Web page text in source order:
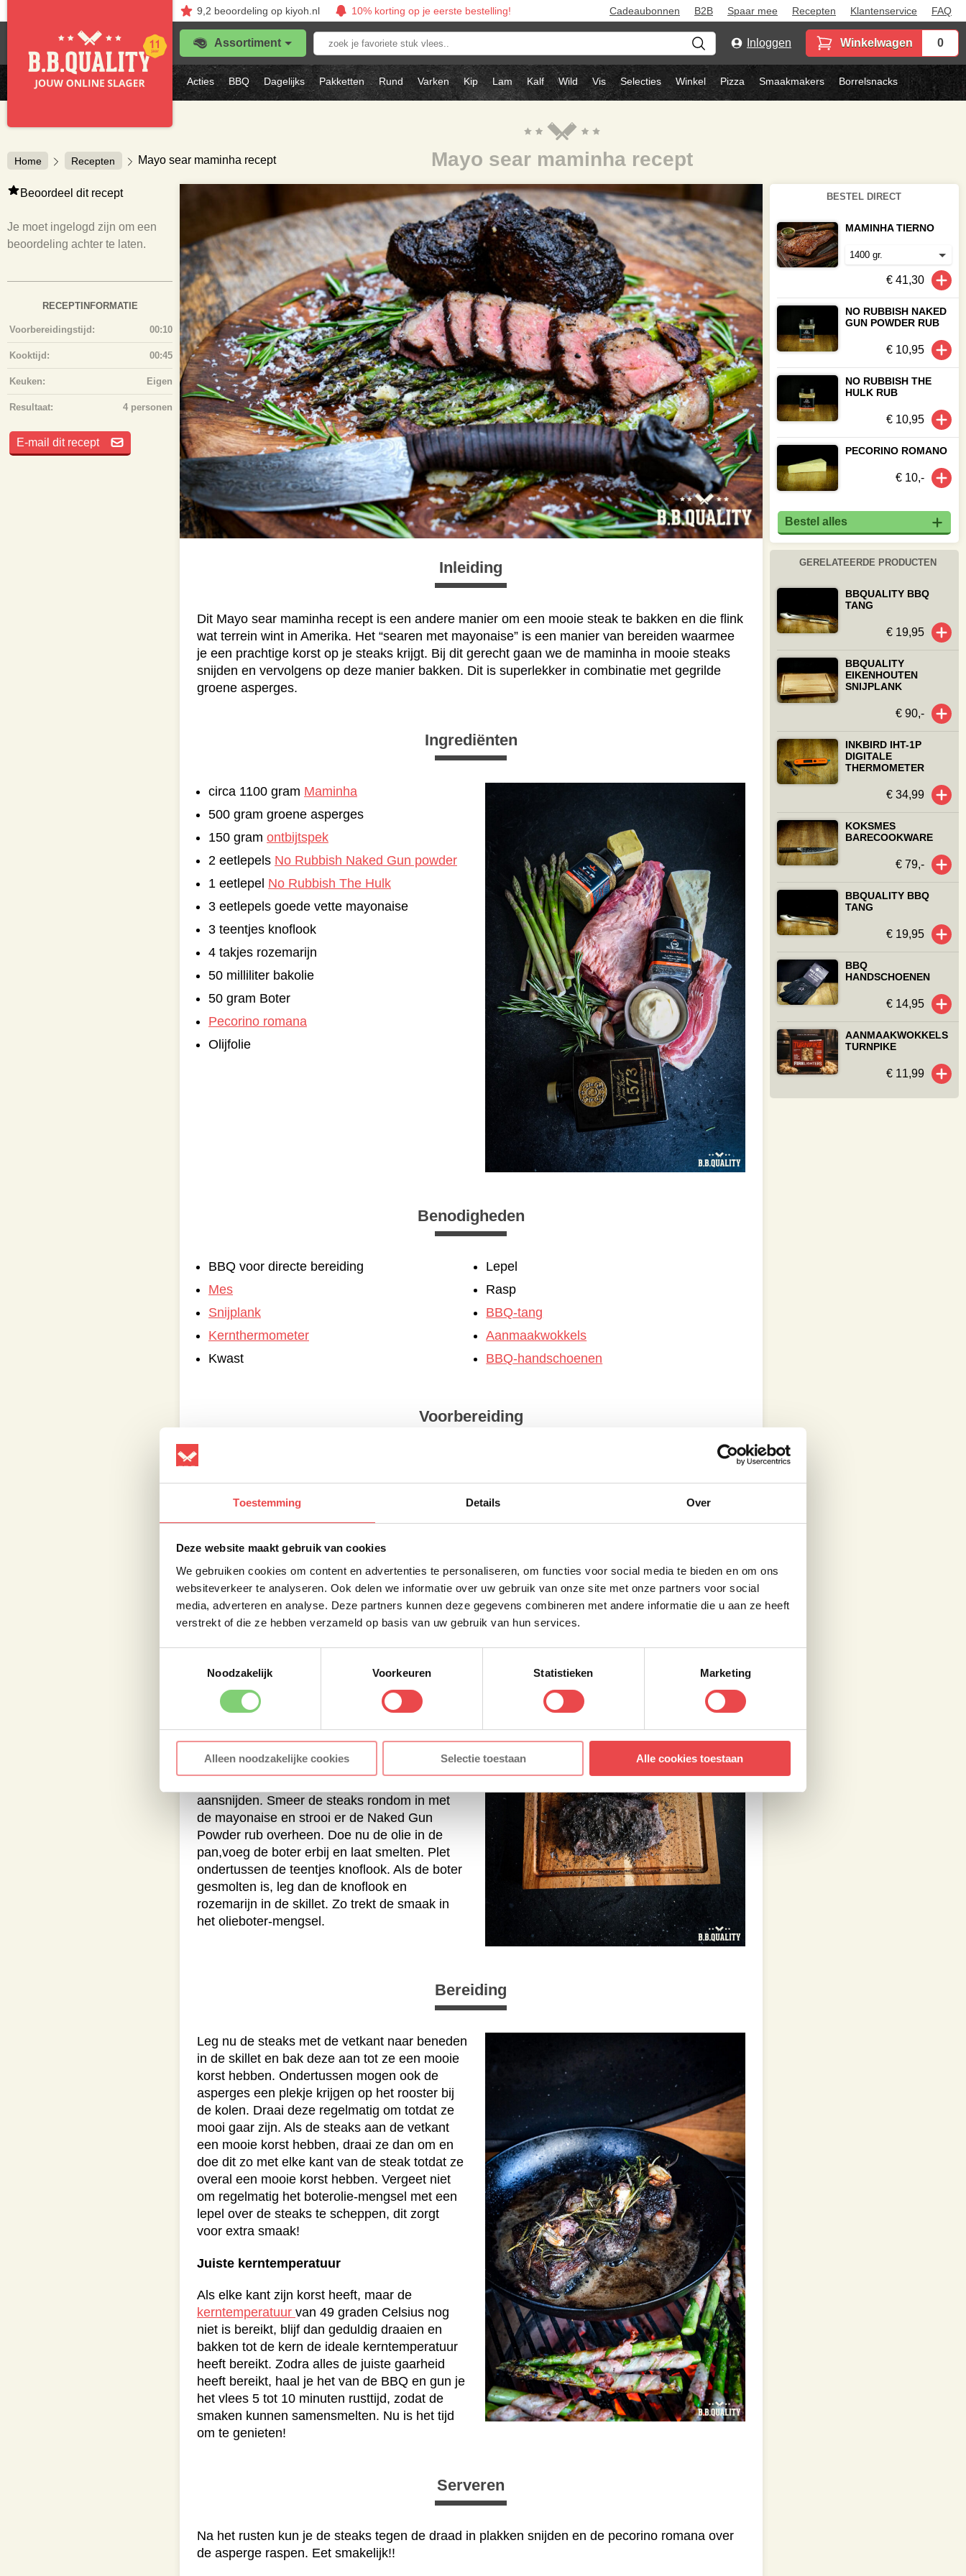
Toestemming Details Over
Deze website maakt gebruik van cookies
We gebruiken cookies om content en advertenties te personaliseren, om functies voor social media te bieden en om ons
websiteverkeer te analyseren. Ook delen we informatie over uw gebruik van onze site met onze partners voor social
media, adverteren en analyse. Deze partners kunnen deze gegevens combineren met andere informatie die u aan ze heeft
verstrekt of die ze hebben verzameld op basis van uw gebruik van hun services.
Noodzakelijk
Voorkeuren Statistieken Marketing
Alleen noodzakelijke cookies Selectie toestaan Alle cookies toestaan
9,2 beoordelingop kiyoh.nl 10% korting op je eerste bestelling! Cadeaubonnen B2B Spaar mee Recepten Klantenservice FAQ
Assortiment
Zoek
je
favoriete
stuk
vlees..
Inloggen Winkelwagen 0
Acties BBQ Dagelijks Pakketten Rund Varken Kip Lam Kalf Wild Vis Selecties Winkel Pizza Smaakmakers Borrelsnacks
Home Recepten Mayo sear maminha recept Mayo sear maminha recept
Beoordeel dit recept
Je moet ingelogd zijn om een
beoordeling achter te laten.
RECEPTINFORMATIE
Voorbereidingstijd: 00:10
Kooktijd: 00:45
Keuken: Eigen
Resultaat: 4 personen
E-mail dit recept
Inleiding
Dit Mayo sear maminha recept is een andere manier om een mooie steak te bakken en die flink
wat terrein wint in Amerika. Het “searen met mayonaise” is een manier van bereiden waarmee
je een prachtige korst op je steaks krijgt. Bij dit gerecht gaan we de maminha in mooie steaks
snijden en vervolgens op deze manier bakken. Dit is superlekker in combinatie met gegrilde
groene asperges.
Ingrediënten
circa 1100 gram Maminha
500 gram groene asperges
150 gram ontbijtspek
2 eetlepels No Rubbish Naked Gun powder
1 eetlepel No Rubbish The Hulk
3 eetlepels goede vette mayonaise
3 teentjes knoflook
4 takjes rozemarijn
50 milliliter bakolie
50 gram Boter
Pecorino romana
Olijfolie
Benodigheden
BBQ voor directe bereiding
Mes
Snijplank
Kernthermometer
Kwast
Lepel
Rasp
BBQ-tang
Aanmaakwokkels
BBQ-handschoenen
Voorbereiding
Directe hitte
Begin met het aansteken van de BBQ met eendirecte opstelling
Asperges klaarmaken voor de BBQ
Als eerste beginnen we met de asperges. Snijd
hier het hardste, onderste gedeelte af. Smeer
ze vervolgens in met olijfolie en strooi er wat
van The Hulk rub overheen. Rol ze daarna in
Maminha steaks marineren
Hierna gaan we door met het vlees. Begin met
Let op: snijd ze met de draad mee, zodat we
aansnijden. Smeer de steaks rondom in met
de mayonaise en strooi er de Naked Gun
Powder rub overheen. Doe nu de olie in de
pan,voeg de boter erbij en laat smelten. Plet
ondertussen de teentjes knoflook. Als de boter
gesmolten is, leg dan de knoflook en
rozemarijn in de skillet. Zo trekt de smaak in
het olieboter-mengsel.
Bereiding
Leg nu de steaks met de vetkant naar beneden
in de skillet en bak deze aan tot ze een mooie
korst hebben. Ondertussen mogen ook de
asperges een plekje krijgen op het rooster bij
de kolen. Draai deze regelmatig om totdat ze
mooi gaar zijn. Als de steaks aan de vetkant
een mooie korst hebben, draai ze dan om en
doe dit zo met elke kant van de steak totdat ze
overal een mooie korst hebben. Vergeet niet
om regelmatig het boterolie-mengsel met een
lepel over de steaks te scheppen, dit zorgt
voor extra smaak!
Juiste kerntemperatuur
Als elke kant zijn korst heeft, maar de
kerntemperatuur van 49 graden Celsius nog
niet is bereikt, blijf dan geduldig draaien en
bakken tot de kern de ideale kerntemperatuur
heeft bereikt. Zodra alles de juiste gaarheid
heeft bereikt, haal je het van de BBQ en gun je
het vlees 5 tot 10 minuten rusttijd, zodat de
smaken kunnen samensmelten. Nu is het tijd
om te genieten!
Serveren
Na het rusten kun je de steaks tegen de draad in plakken snijden en de pecorino romana over
de asperge raspen. Eet smakelijk!!
BESTEL DIRECT
MAMINHA TIERNO
€ 41,30
NO RUBBISH NAKED
GUN POWDER RUB
€ 10,95
NO RUBBISH THE
HULK RUB
€ 10,95
PECORINO ROMANO
€ 10,-
Bestel alles
GERELATEERDE PRODUCTEN
BBQUALITY BBQ
TANG
€ 19,95
BBQUALITY
EIKENHOUTEN
SNIJPLANK
€ 90,-
INKBIRD IHT-1P
DIGITALE
THERMOMETER
€ 34,99
KOKSMES
BARECOOKWARE
€ 79,-
BBQUALITY BBQ
TANG
€ 19,95
BBQ
HANDSCHOENEN
€ 14,95
AANMAAKWOKKELS
TURNPIKE
€ 11,99